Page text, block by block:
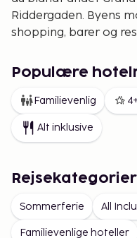
Riddergaden. Byens
shopping, barer og
tilbyder alt fra
natklubber.
Byer på
Langs Rhodos
deres stenstrande og
Middelhavsvinden
mad på lokale
slappe af på hoteller,
Populære
Familievenlig
Alt inklusive
Sommerferie All
Familievenlige hoteller